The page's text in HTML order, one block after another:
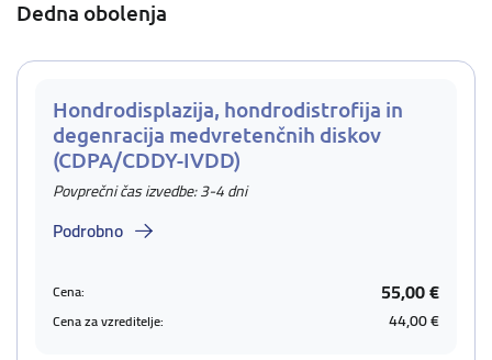
Dedna obolenja
Hondrodisplazija, hondrodistrofija in
degenracija medvretenčnih diskov
(CDPA/CDDY-IVDD)
Povprečni čas izvedbe: 3-4 dni
Podrobno
Cena: 55,00 €
Cena za vzreditelje: 44,00 €